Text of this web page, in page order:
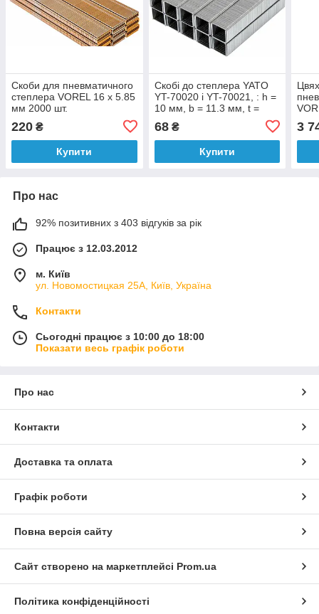
Скоби для пневматичного
степлера VOREL 16 х 5.85
мм 2000 шт.
220 ₴
Купити
Скобі до степлера YATO
YT-70020 i YT-70021, : h =
10 мм, b = 11.3 мм, t =
1.2х 0,52 мм, пак. 1000 шт.
68₴
Купити
3
Про нас
92% позитивних з 403 відгуків за рік
Працює з 12.03.2012
м. Київ
ул. Новомостицкая 25А, Київ, Україна
Контакти
Сьогодні працює з 10:00 до 18:00
Показати весь графік роботи
Про нас
Контакти
Доставка та оплата
Графік роботи
Повна версія сайту
Сайт створено на маркетплейсі Prom.ua
Політика конфіденційності